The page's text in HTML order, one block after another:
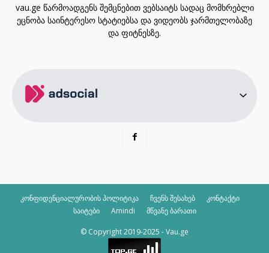
vau.ge წარმოადგენს შემცნებით ვებსაიტს სადაც მომხრებლი
ეცნობა საინტერესო სტატიებსა და ვიდეობს ჯარმთელობაზე
და ფიტნესზე.
კონფიდენციალურობის პოლიტიკა ჩვენს შესახებ
კონტაქტი
საიტები
Amindi მწვანე ბარათი
© Copyright 2019-2025 - Vau.ge